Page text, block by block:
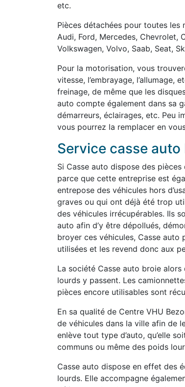
etc.
Pièces détachées pour toutes les
Audi, Ford, Mercedes, Chevrolet,
Volkswagen, Volvo, Saab, Seat,
Pour la motorisation, vous
vitesse, l’embrayage,
freinage, de même que les
auto compte également dans sa
démarreurs, éclairages, etc. Peu
vous pourrez la remplacer en
Service casse
Si Casse auto dispose des
parce que cette entreprise est
entrepose des véhicules hors
graves ou qui ont déjà été trop
des véhicules irrécupérables. Ils
auto afin d’y être dépollués,
broyer ces véhicules, Casse
utilisées et les revend donc aux
La société Casse auto broie
lourds y passent. Les
pièces encore utilisables sont
En sa qualité de Centre VHU
de véhicules dans la ville afin de
enlève tout type d’auto, qu’elle
communs ou même des poids
Casse auto dispose en effet des
lourds. Elle accompagne